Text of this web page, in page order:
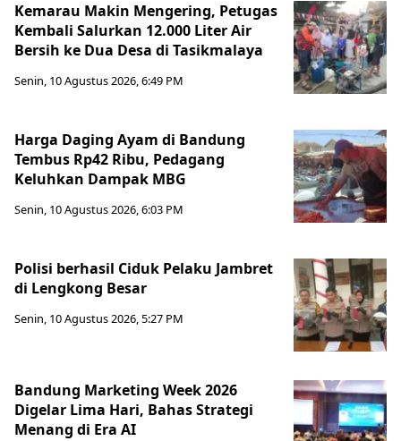
Kemarau Makin Mengering, Petugas
Kembali Salurkan 12.000 Liter Air
Bersih ke Dua Desa di Tasikmalaya
Senin, 10 Agustus 2026, 6:49 PM
Harga Daging Ayam di Bandung
Tembus Rp42 Ribu, Pedagang
Keluhkan Dampak MBG
Senin, 10 Agustus 2026, 6:03 PM
Polisi berhasil Ciduk Pelaku Jambret
di Lengkong Besar
Senin, 10 Agustus 2026, 5:27 PM
Bandung Marketing Week 2026
Digelar Lima Hari, Bahas Strategi
Menang di Era AI